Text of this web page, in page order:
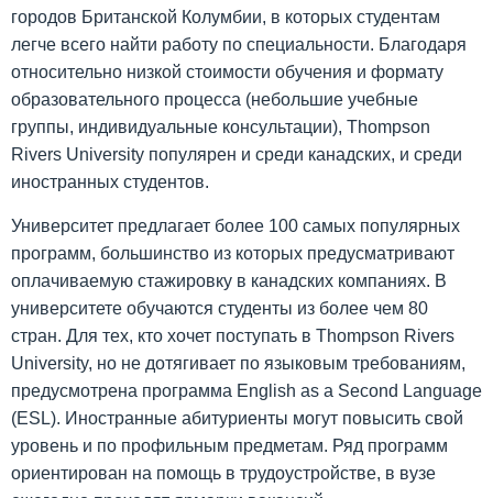
городов Британской Колумбии, в которых студентам
легче всего найти работу по специальности. Благодаря
относительно низкой стоимости обучения и формату
образовательного процесса (небольшие учебные
группы, индивидуальные консультации), Thompson
Rivers University популярен и среди канадских, и среди
иностранных студентов.
Университет предлагает более 100 самых популярных
программ, большинство из которых предусматривают
оплачиваемую стажировку в канадских компаниях. В
университете обучаются студенты из более чем 80
стран. Для тех, кто хочет поступать в Thompson Rivers
University, но не дотягивает по языковым требованиям,
предусмотрена программа English аs a Second Language
(ESL). Иностранные абитуриенты могут повысить свой
уровень и по профильным предметам. Ряд программ
ориентирован на помощь в трудоустройстве, в вузе